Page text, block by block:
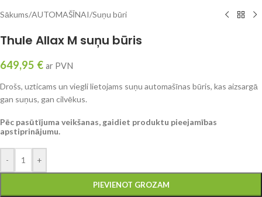
Sākums/AUTOMAŠĪNAI/Suņu būri
Thule Allax M suņu būris
649,95 € ar PVN
Drošs, uzticams un viegli lietojams suņu automašīnas būris, kas aizsargā
gan suņus, gan cilvēkus.
Pēc pasūtījuma veikšanas, gaidiet produktu pieejamības
apstiprinājumu.
- +
PIEVIENOT GROZAM